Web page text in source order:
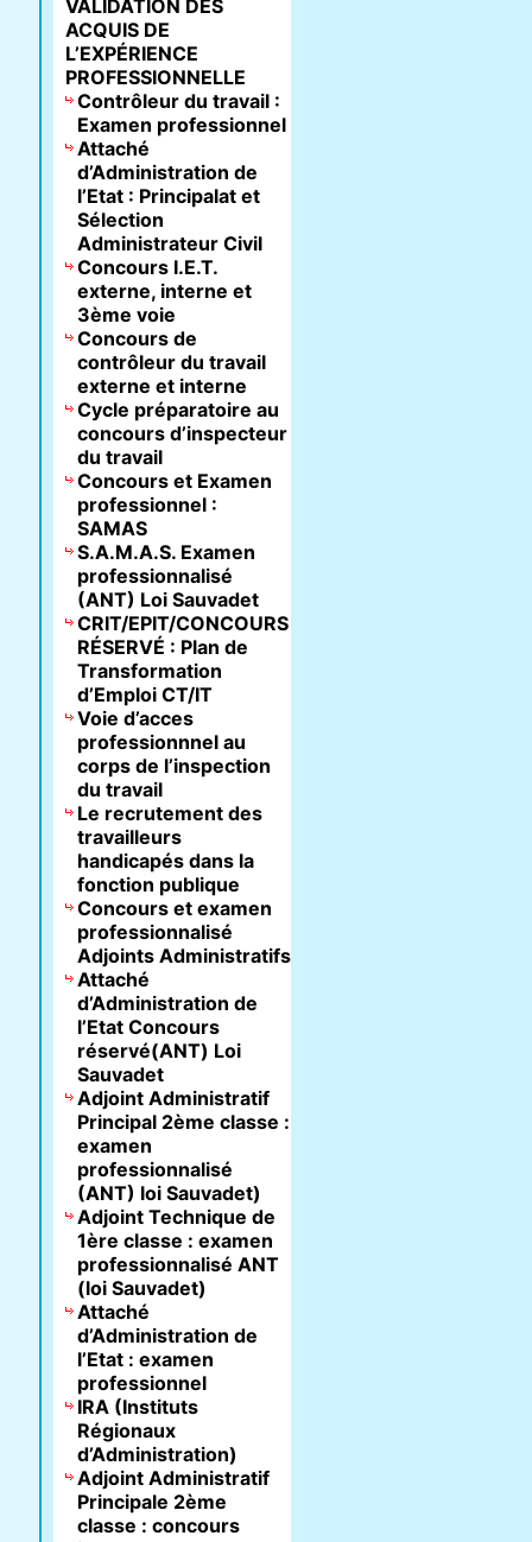
VALIDATION DES
ACQUIS DE
L’EXPÉRIENCE
PROFESSIONNELLE
Contrôleur du travail :
Examen professionnel
Attaché
d’Administration de
l’Etat : Principalat et
Sélection
Administrateur Civil
Concours I.E.T.
externe, interne et
3ème voie
Concours de
contrôleur du travail
externe et interne
Cycle préparatoire au
concours d’inspecteur
du travail
Concours et Examen
professionnel :
SAMAS
S.A.M.A.S. Examen
professionnalisé
(ANT) Loi Sauvadet
CRIT/EPIT/CONCOURS
RÉSERVÉ : Plan de
Transformation
d’Emploi CT/IT
Voie d’acces
professionnnel au
corps de l’inspection
du travail
Le recrutement des
travailleurs
handicapés dans la
fonction publique
Concours et examen
professionnalisé
Adjoints Administratifs
Attaché
d’Administration de
l’Etat Concours
réservé(ANT) Loi
Sauvadet
Adjoint Administratif
Principal 2ème classe :
examen
professionnalisé
(ANT) loi Sauvadet)
Adjoint Technique de
1ère classe : examen
professionnalisé ANT
(loi Sauvadet)
Attaché
d’Administration de
l’Etat : examen
professionnel
IRA (Instituts
Régionaux
d’Administration)
Adjoint Administratif
Principale 2ème
classe : concours